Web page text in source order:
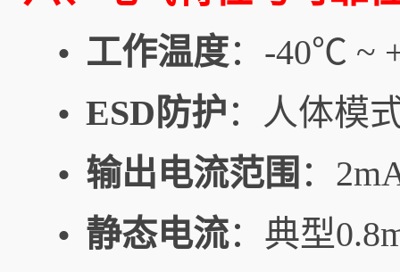
• 工作温度：-40℃ ~
• ESD防护：人体模
• 输出电流范围 ：
• 静态电流：典型